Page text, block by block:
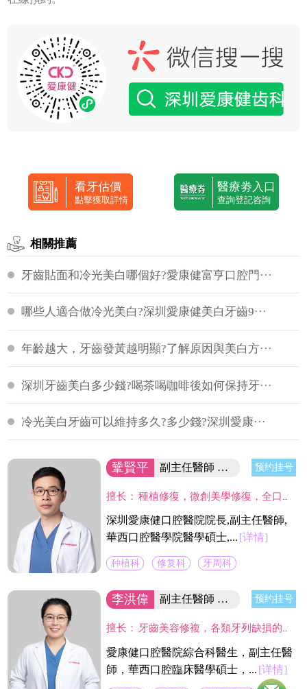
看牙估價
點擊獲取詳情
醫療劵入口
查詢登記咨詢
相關推薦
牙齒貼面和冷光美白哪個好?愛康健富亨口腔門···
哪些人適合做冷光美白?深圳愛康健美白牙齒9···
年齡越大，牙齒發黃越明顯?了解原因與美白方···
深圳牙齒美白多少錢?喝茶喝咖啡後如何保持牙···
冷光美白牙齒可以維持多久?多少錢?深圳愛康···
鞏賢平 副主任醫師 醫院院長/碩士 预约挂号
擅长： 種植修復，微創美學修復，全口咬合重建等；熟練應用口腔顯微鏡並在顯微放大設備下進行種植手術、牙周美學手術及各類修復操作。熟練處理牙周病及牙體缺失、四環素、氟斑牙的全口美學修復工作，對於顯微治療有深入研究，具有豐富的口腔全科診療經驗。
深圳愛康健口腔醫院院長,副主任醫師,
華西口腔醫學院醫學碩士,... [详情]
种植科 修复科 牙周科
李洪偉 副主任醫師 口腔醫學碩士 预约挂号
擅长： 牙齒美容修複，各類牙列缺損的固定及活動義齒的修複、鑄造支架式可摘局部義齒、 數字化修複、種植上部義齒修複等。在口腔數字化修複、口腔色度學、口腔仿生材料等領域進行過深入研究，成績顯著。
愛康健口腔醫院綜合科醫生，副主任醫
師，華西口腔臨床醫學碩士，... [详情]